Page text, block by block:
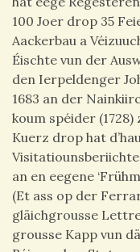
100 Joer drop 35
Aackerbau a
Éischte vun der
den Ierpeldenger
1683 an der
koum spéider
Kuerz drop hat
an en eegene
(Et ass op der
gläichgrousse
grousse Kapp vun